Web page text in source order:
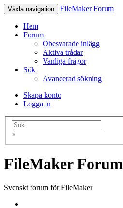
Växla navigation FileMaker Forum
Hem
Forum
Obesvarade inlägg
Aktiva trådar
Vanliga frågor
Sök
Avancerad sökning
Skapa konto
Logga in
×
FileMaker Forum
Svenskt forum för FileMaker